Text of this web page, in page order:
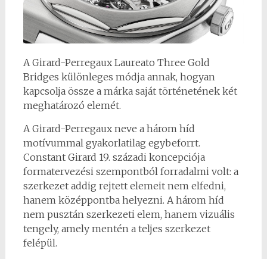
A Girard-Perregaux Laureato Three Gold
Bridges különleges módja annak, hogyan
kapcsolja össze a márka saját történetének két
meghatározó elemét.
A Girard-Perregaux neve a három híd
motívummal gyakorlatilag egybeforrt.
Constant Girard 19. századi koncepciója
formatervezési szempontból forradalmi volt: a
szerkezet addig rejtett elemeit nem elfedni,
hanem középpontba helyezni. A három híd
nem pusztán szerkezeti elem, hanem vizuális
tengely, amely mentén a teljes szerkezet
felépül.